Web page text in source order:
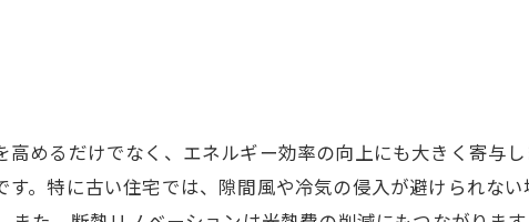
めるだけでなく、エネルギー効率の向上にも大きく寄与
。特に古い住宅では、隙間風や冷気の侵入が避けられな